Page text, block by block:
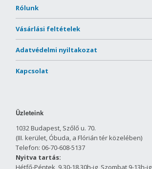
Rólunk
Vásárlási feltételek
Adatvédelmi nyiltakozat
Kapcsolat
Üzleteink
1032 Budapest, Szőlő u. 70.
(III. kerület, Óbuda, a Flórián tér közelében)
Telefon: 06-70-608-5137
Nyitva tartás:
Hétfő-Péntek 9.30-18.30h-ig Szombat 9-13h-ig